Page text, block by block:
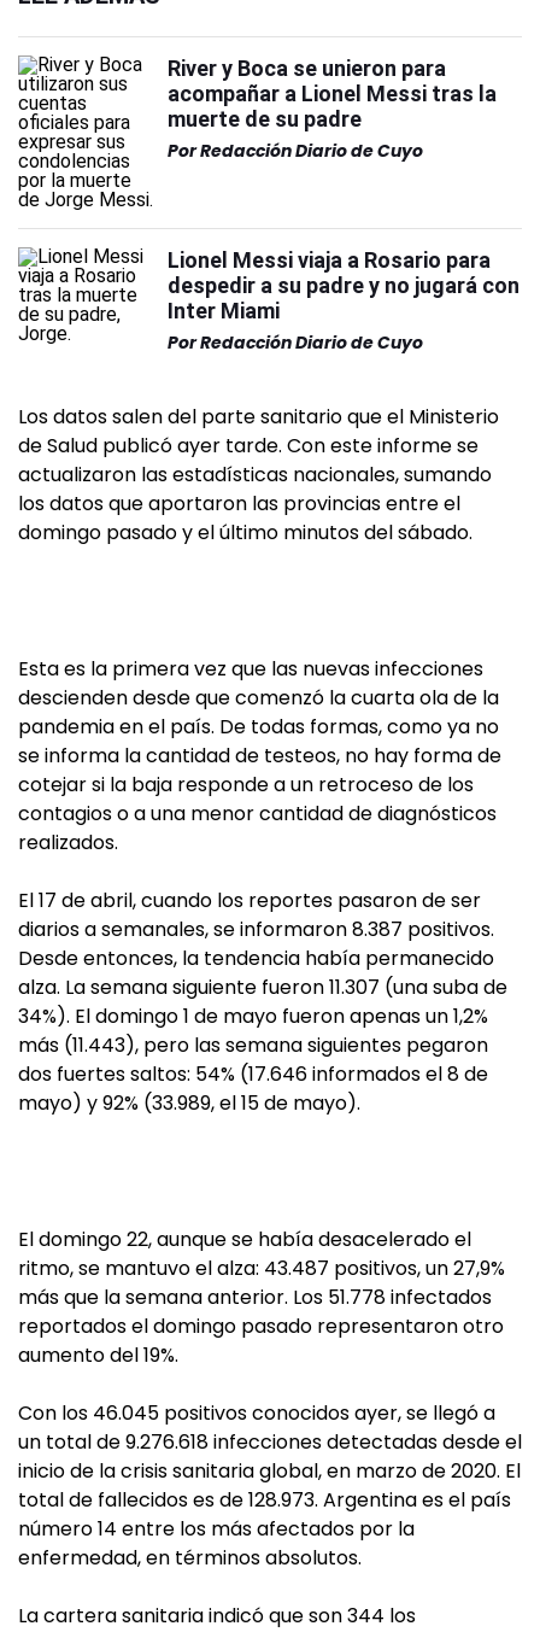
River y Boca se unieron para
acompañar a Lionel Messi tras la
muerte de su padre
PorRedacción Diario de Cuyo
Lionel Messi viaja a Rosario para
despedir a su padre y no jugará con
Inter Miami
PorRedacción Diario de Cuyo
Los datos salen del parte sanitario que el Ministerio
de Salud publicó ayer tarde. Con este informe se
actualizaron las estadísticas nacionales, sumando
los datos que aportaron las provincias entre el
domingo pasado y el último minutos del sábado.
Esta es la primera vez que las nuevas infecciones
descienden desde que comenzó la cuarta ola de la
pandemia en el país. De todas formas, como ya no
se informa la cantidad de testeos, no hay forma de
cotejar si la baja responde a un retroceso de los
contagios o a una menor cantidad de diagnósticos
realizados.
El 17 de abril, cuando los reportes pasaron de ser
diarios a semanales, se informaron 8.387 positivos.
Desde entonces, la tendencia había permanecido
alza. La semana siguiente fueron 11.307 (una suba de
34%). El domingo 1 de mayo fueron apenas un 1,2%
más (11.443), pero las semana siguientes pegaron
dos fuertes saltos: 54% (17.646 informados el 8 de
mayo) y 92% (33.989, el 15 de mayo).
El domingo 22, aunque se había desacelerado el
ritmo, se mantuvo el alza: 43.487 positivos, un 27,9%
más que la semana anterior. Los 51.778 infectados
reportados el domingo pasado representaron otro
aumento del 19%.
Con los 46.045 positivos conocidos ayer, se llegó a
un total de 9.276.618 infecciones detectadas desde el
inicio de la crisis sanitaria global, en marzo de 2020. El
total de fallecidos es de 128.973. Argentina es el país
número 14 entre los más afectados por la
enfermedad, en términos absolutos.
La cartera sanitaria indicó que son 344 los